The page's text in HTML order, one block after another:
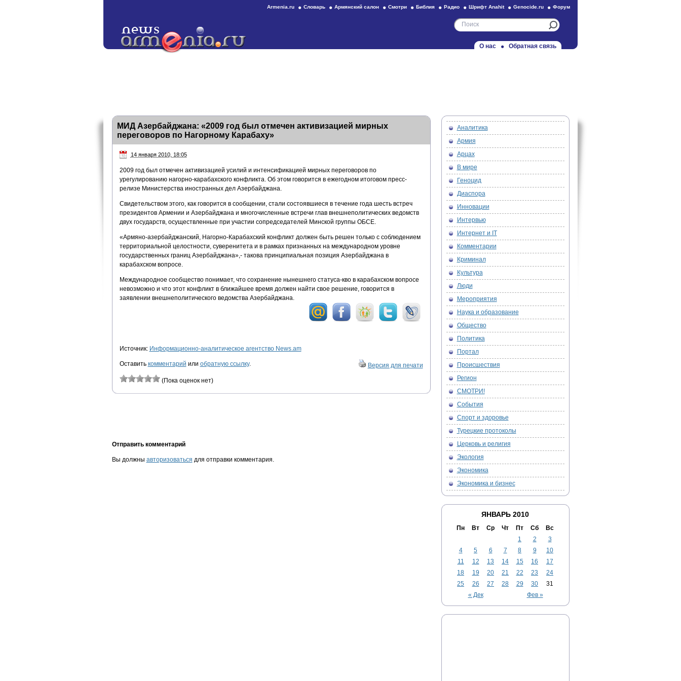
Armenia.ru Словарь Армянский салон Смотри Библия Радио Шрифт Anahit Genocide.ru Форум
О нас Обратная связь
МИД Азербайджана: «2009 год был отмечен активизацией мирных
переговоров по Нагорному Карабаху»
14 января 2010, 18:05
2009 год был отмечен активизацией усилий и интенсификацией мирных переговоров по
урегулированию нагорно-карабахского конфликта. Об этом говорится в ежегодном итоговом пресс-
релизе Министерства иностранных дел Азербайджана.
Свидетельством этого, как говорится в сообщении, стали состоявшиеся в течение года шесть встреч
президентов Армении и Азербайджана и многочисленные встречи глав внешнеполитических ведомств
двух государств, осуществленные при участии сопредседателей Минской группы ОБСЕ.
«Армяно-азербайджанский, Нагорно-Карабахский конфликт должен быть решен только с соблюдением
территориальной целостности, суверенитета и в рамках признанных на международном уровне
государственных границ Азербайджана»,- такова принципиальная позиция Азербайджана в
карабахском вопросе.
Международное сообщество понимает, что сохранение нынешнего статуса-кво в карабахском вопросе
невозможно и что этот конфликт в ближайшее время должен найти свое решение, говорится в
заявлении внешнеполитического ведомства Азербайджана.
Источник: Информационно-аналитическое агентство News.am
Оставить комментарий или обратную ссылку. Версия для печати
(Пока оценок нет)
Отправить комментарий
Вы должны авторизоваться для отправки комментария.
Аналитика
Армия
Арцах
В мире
Геноцид
Диаспора
Инновации
Интервью
Интернет и IT
Комментарии
Криминал
Культура
Люди
Мероприятия
Наука и образование
Общество
Политика
Портал
Происшествия
Регион
СМОТРИ!
События
Спорт и здоровье
Турецкие протоколы
Церковь и религия
Экология
Экономика
Экономика и бизнес
ЯНВАРЬ 2010
Пн Вт Ср Чт Пт Сб Вс
« Дек Фев »
1 2
3
4
5 6 7 8 9
10
11
12 13 14 15 16
17
18
19 20 21 22 23
24
25
26 27 28 29 30 31